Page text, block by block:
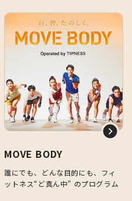
MOVE BODY
誰にでも、どんな目的にも、フィ
ットネス“ど真ん中” のプログラム